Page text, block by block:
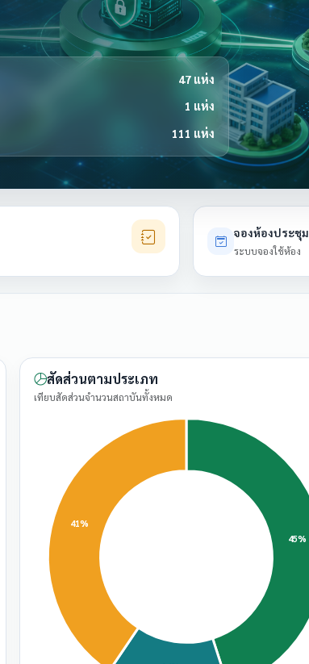
47 แห่ง
1 แห่ง
111 แห่ง
จองห้องประชุม
ระบบจองใช้ห้อง
สัดส่วนตามประเภท
เทียบสัดส่วนจำนวนสถาบันทั้งหมด